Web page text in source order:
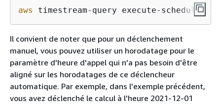
aws timestream-query execute-scheduled-
Il convient de noter que pour un déclenchement
manuel, vous pouvez utiliser un horodatage pour le
paramètre d'heure d'appel qui n'a pas besoin d'être
aligné sur les horodatages de ce déclencheur
automatique. Par exemple, dans l'exemple précédent,
vous avez déclenché le calcul à l'heure 2021-12-01